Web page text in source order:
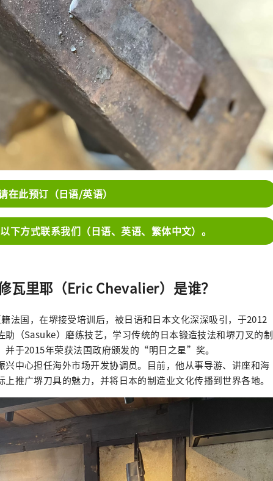
在此预订（日语/英语）
下方式联系我们（日语、英语、繁体中文）。
瓦里耶（Eric Chevalier）是谁？
国，在堺接受培训后，被日语和日本文化深深吸引，于2012
（Sasuke）磨练技艺，学习传统的日本锻造技法和堺刀叉的制
并于2015年荣获法国政府颁发的“明日之星”奖。
中心担任海外市场开发协调员。目前，他从事导游、讲座和海
推广堺刀具的魅力，并将日本的制造业文化传播到世界各地。